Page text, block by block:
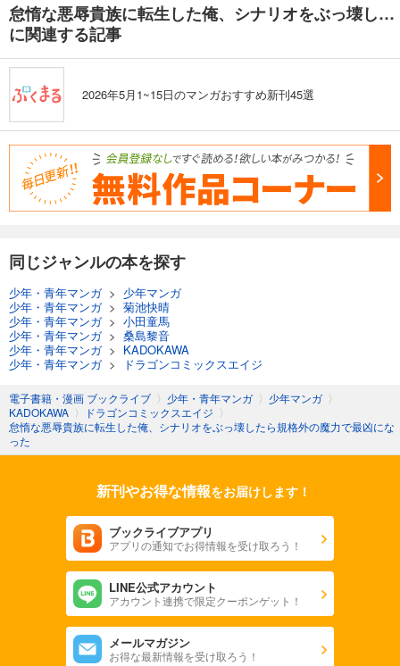
怠惰な悪辱貴族に転生した俺、シナリオをぶっ壊したら規格外の魔力で最凶になった
に関連する記事
2026年5月1~15日のマンガおすすめ新刊45選
同じジャンルの本を探す
少年・青年マンガ> 少年マンガ
少年・青年マンガ> 菊池快晴
少年・青年マンガ> 小田童馬
少年・青年マンガ> 桑島黎音
少年・青年マンガ> KADOKAWA
少年・青年マンガ> ドラゴンコミックスエイジ
電子書籍・漫画 ブックライブ 〉 少年・青年マンガ 〉 少年マンガ 〉
KADOKAWA 〉 ドラゴンコミックスエイジ 〉
怠惰な悪辱貴族に転生した俺、シナリオをぶっ壊したら規格外の魔力で最凶にな
った
新刊やお得な情報をお届けします！
ブックライブアプリ
アプリの通知でお得情報を受け取ろう！
LINE公式アカウント
アカウント連携で限定クーポンゲット！
メールマガジン
お得な最新情報を受け取ろう！